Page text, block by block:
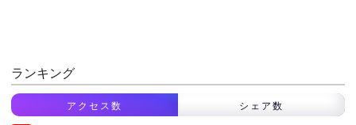
ランキング
アクセス数 シェア数